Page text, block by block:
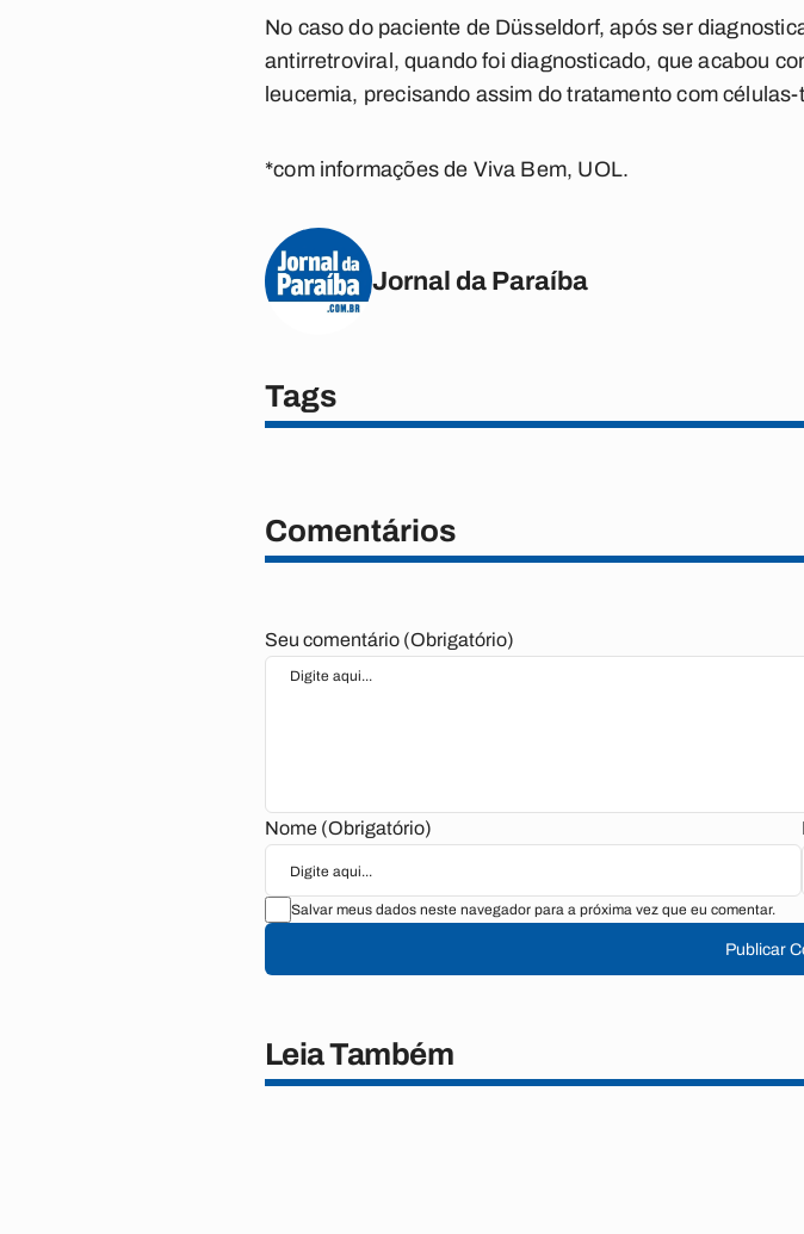
No caso do paciente de Düsseldorf, após ser
antirretroviral, quando foi diagnosticado, que acabou
leucemia, precisando assim do tratamento com
*com informações de Viva Bem, UOL.
Jornal da Paraíba
Tags
Comentários
Seu comentário (Obrigatório)
Nome (Obrigatório)
Salvar meus dados neste navegador para a próxima vez que eu comentar.
Publicar
Leia Também